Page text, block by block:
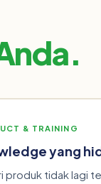
& TRAINING
yang
produk tidak lagi